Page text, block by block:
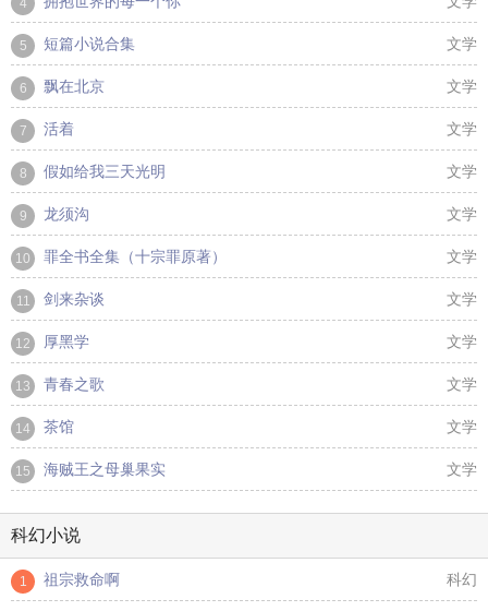
4
5 短篇小说合集 文学
6 飘在北京 文学
7 活着 文学
8 假如给我三天光明 文学
9 龙须沟 文学
10 罪全书全集（十宗罪原著） 文学
11 剑来杂谈 文学
12 厚黑学 文学
13 青春之歌 文学
14 茶馆 文学
15 海贼王之母巢果实 文学
科幻小说
1 祖宗救命啊 科幻